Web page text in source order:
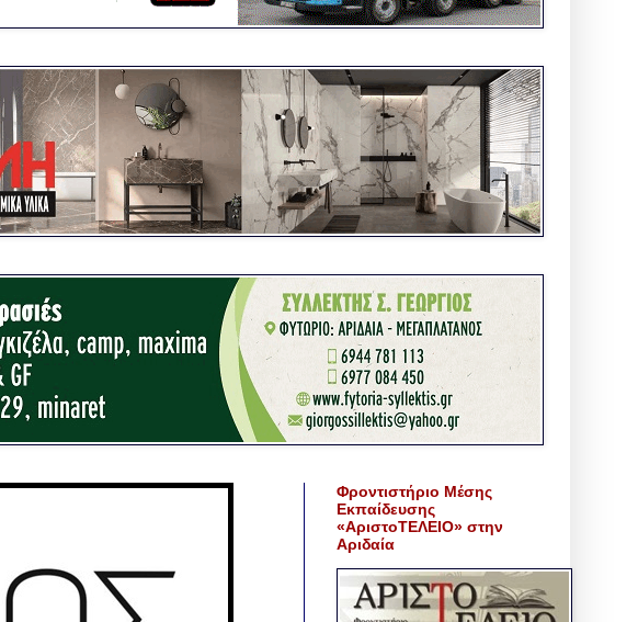
Φροντιστήριο Μέσης
Εκπαίδευσης
«ΑριστοΤΕΛΕΙΟ» στην
Αριδαία